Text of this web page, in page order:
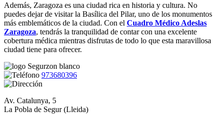
Además, Zaragoza es una ciudad rica en historia y cultura. No
puedes dejar de visitar la Basílica del Pilar, uno de los monumentos
más emblemáticos de la ciudad. Con el Cuadro Médico Adeslas
Zaragoza, tendrás la tranquilidad de contar con una excelente
cobertura médica mientras disfrutas de todo lo que esta maravillosa
ciudad tiene para ofrecer.
973680396
Av. Catalunya, 5
La Pobla de Segur (Lleida)